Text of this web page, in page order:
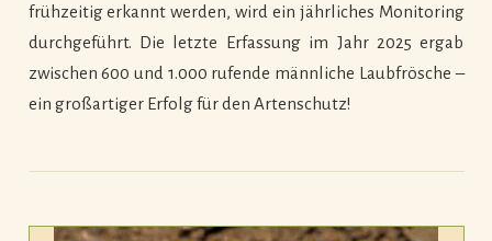
frühzeitig erkannt werden, wird ein jährliches Monitoring
durchgeführt. Die letzte Erfassung im Jahr 2025 ergab
zwischen 600 und 1.000 rufende männliche Laubfrösche –
ein großartiger Erfolg für den Artenschutz!